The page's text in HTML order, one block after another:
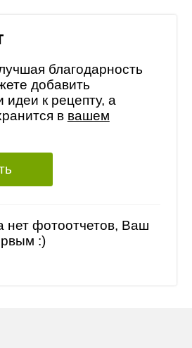
благодарность
добавить
идеи к рецепту, а
в вашем
нет фотоотчетов, Ваш
:)